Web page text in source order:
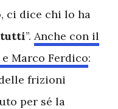
ci dice chi lo ha
tutti”. Anche con il
Marco Ferdico:
frizioni
per sé la